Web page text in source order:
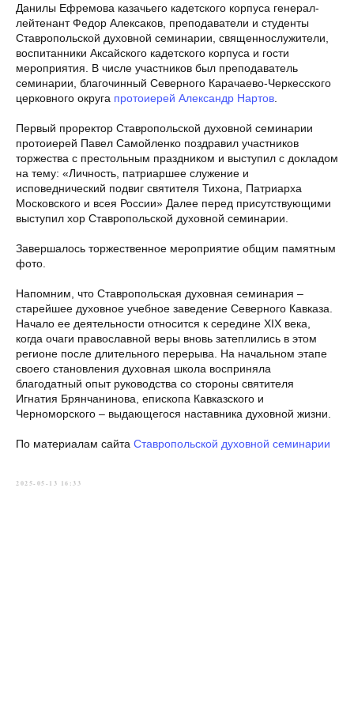
Данилы Ефремова казачьего кадетского корпуса генерал-
лейтенант Федор Алексаков, преподаватели и студенты
Ставропольской духовной семинарии, священнослужители,
воспитанники Аксайского кадетского корпуса и гости
мероприятия. В числе участников был преподаватель
семинарии, благочинный Северного Карачаево-Черкесского
церковного округа протоиерей Александр Нартов
Первый проректор Ставропольской духовной семинарии
протоиерей Павел Самойленко поздравил участников
торжества с престольным праздником и выступил с докладом
на тему: «Личность, патриаршее служение и
исповеднический подвиг святителя Тихона, Патриарха
Московского и всея России» Далее перед присутствующими
выступил хор Ставропольской духовной семинарии.
Завершалось торжественное мероприятие общим памятным
фото.
Напомним, что Ставропольская духовная семинария –
старейшее духовное учебное заведение Северного Кавказа.
Начало ее деятельности относится к середине XIX века,
когда очаги православной веры вновь затеплились в этом
регионе после длительного перерыва. На начальном этапе
своего становления духовная школа восприняла
благодатный опыт руководства со стороны святителя
Игнатия Брянчанинова, епископа Кавказского и
Черноморского – выдающегося наставника духовной жизни.
По материалам сайта Ставропольской духовной семинарии
2025-05-13 16:33